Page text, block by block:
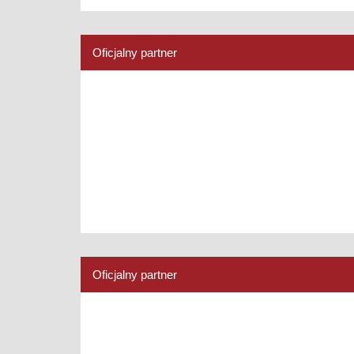
Oficjalny partner
Oficjalny partner